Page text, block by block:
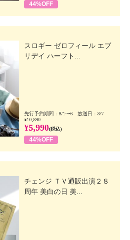
44%OFF
スロギー ゼロフィール エブ
リデイ ハーフト...
先行予約期間：8/1〜6 放送日：8/7
¥10,890
¥5,990(税込)
44%OFF
チェンジ ＴＶ通販出演２８
周年 美白の日 美...